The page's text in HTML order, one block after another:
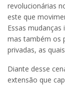
revolucionárias
este que
Essas
mas também os
privadas, as
Diante desse
extensão que